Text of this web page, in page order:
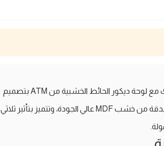
أضف لمسة فنية فريدة لمنزلك مع لوحة ديكور الحائط الخشبية من ATM بتصميم
زهرة الماندالا الأنيق. مصنوعة بدقة من خشب MDF عالي الجودة، وتتميز بتأثير ثلاثي